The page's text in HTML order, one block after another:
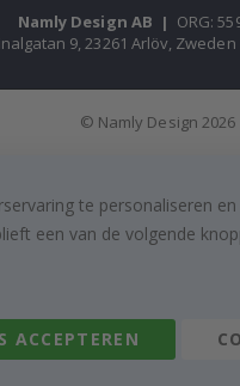
Namly Design AB | ORG:
9, 23261 Arlöv, Zweden
© Namly Design 2026
te personaliseren
een van de volgende
ACCEPTEREN